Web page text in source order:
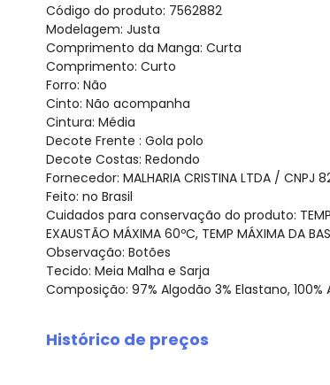
Código do produto: 7562882
Modelagem: Justa
Comprimento da Manga: Curta
Comprimento: Curto
Forro: Não
Cinto: Não acompanha
Cintura: Média
Decote Frente : Gola polo
Decote Costas: Redondo
Fornecedor: MALHARIA CRISTINA LTDA / CNPJ
Feito: no Brasil
Cuidados para conservação do produto:
EXAUSTÃO MÁXIMA 60ºC, TEMP MÁXIMA DA
Observação: Botões
Tecido: Meia Malha e Sarja
Composição: 97% Algodão 3% Elastano, 100%
Histórico de preços